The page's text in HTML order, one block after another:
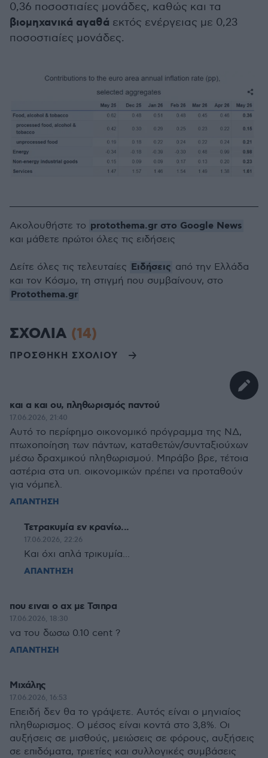
0,36 ποσοστιαίες μονάδες, καθώς και τα
βιομηχανικά αγαθά εκτός ενέργειας με 0,23
ποσοστιαίες μονάδες.
Ακολουθήστε το protothema.gr στο Google News
και μάθετε πρώτοι όλες τις ειδήσεις
Δείτε όλες τις τελευταίες Ειδήσεις από την Ελλάδα
και τον Κόσμο, τη στιγμή που συμβαίνουν, στο
Protothema.gr
ΣΧΟΛΙΑ (14)
ΠΡΟΣΘΗΚΗ ΣΧΟΛΙΟΥ
και α και ου, πληθωρισμός παντού
17.06.2026, 21:40
Αυτό το περίφημο οικονομικό πρόγραμμα της ΝΔ,
πτωχοποίηση των πάντων, καταθετών/συνταξιούχων
μέσω δραχμικού πληθωρισμού. Μπράβο βρε, τέτοια
αστέρια στα υπ. οικονομικών πρέπει να προταθούν
για νόμπελ.
ΑΠΑΝΤΗΣΗ
Τετρακυμία εν κρανίω...
17.06.2026, 22:26
Και όχι απλά τρικυμία...
ΑΠΑΝΤΗΣΗ
που ειναι ο αχ με Τσιπρα
17.06.2026, 18:30
να του δωσω 0.10 cent ?
ΑΠΑΝΤΗΣΗ
Μιχάλης
17.06.2026, 16:53
Επειδή δεν θα το γράψετε. Αυτός είναι ο μηνιαίος
πληθωρισμος. Ο μέσος είναι κοντά στο 3,8%. Οι
αυξήσεις σε μισθούς, μειώσεις σε φόρους, αυξήσεις
σε επιδόματα, τριετίες και συλλογικές συμβάσεις